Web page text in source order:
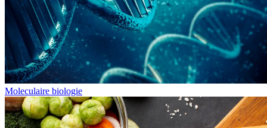
Moleculaire biologie